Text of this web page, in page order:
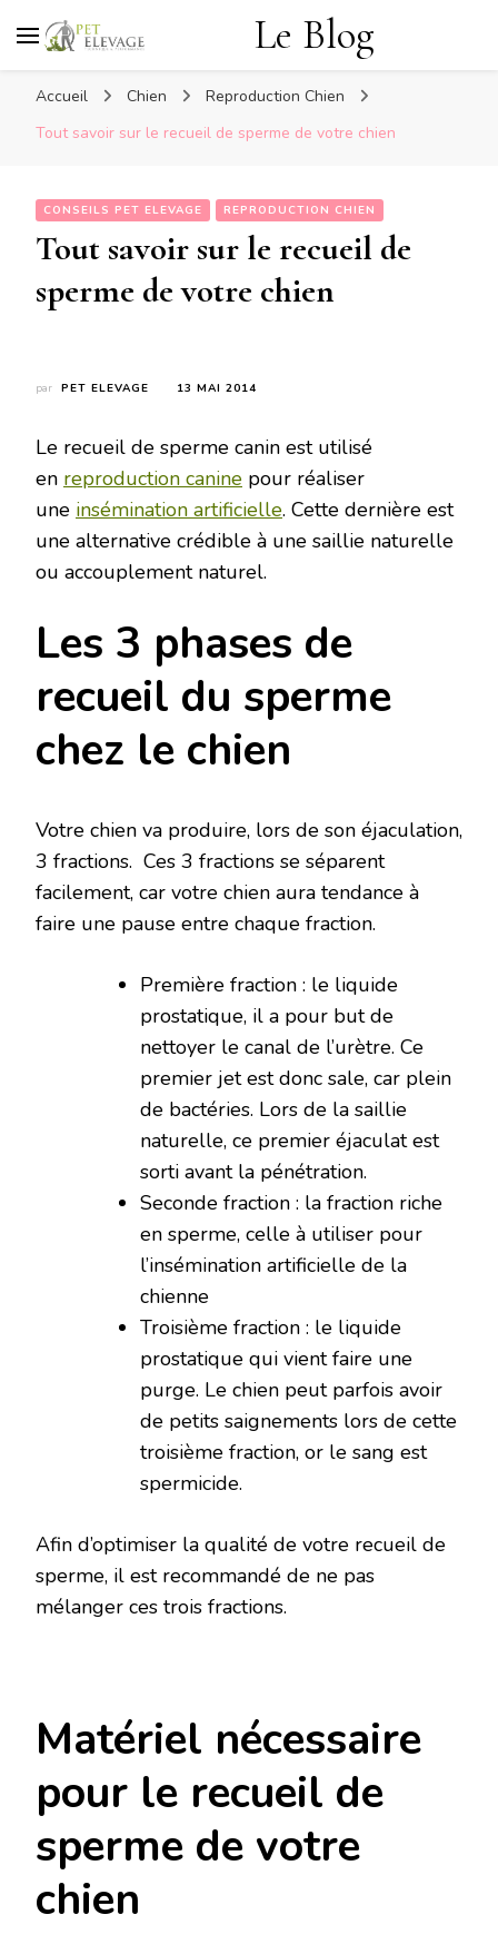
Le Blog
Accueil Chien
Reproduction Chien
Tout savoir sur le recueil de sperme de votre chien
CONSEILS PET ELEVAGE REPRODUCTION CHIEN
Tout savoir sur le recueil de
sperme de votre chien
par PET ELEVAGE 13 MAI 2014
Le recueil de sperme canin est utilisé
en reproduction canine pour réaliser
une insémination artificielle. Cette dernière est
une alternative crédible à une saillie naturelle
ou accouplement naturel.
Les 3 phases de
recueil du sperme
chez le chien
Votre chien va produire, lors de son éjaculation,
3 fractions. Ces 3 fractions se séparent
facilement, car votre chien aura tendance à
faire une pause entre chaque fraction.
Première fraction : le liquide
prostatique, il a pour but de
nettoyer le canal de l’urètre. Ce
premier jet est donc sale, car plein
de bactéries. Lors de la saillie
naturelle, ce premier éjaculat est
sorti avant la pénétration.
Seconde fraction : la fraction riche
en sperme, celle à utiliser pour
l’insémination artificielle de la
chienne
Troisième fraction : le liquide
prostatique qui vient faire une
purge. Le chien peut parfois avoir
de petits saignements lors de cette
troisième fraction, or le sang est
spermicide.
Afin d’optimiser la qualité de votre recueil de
sperme, il est recommandé de ne pas
mélanger ces trois fractions.
Matériel nécessaire
pour le recueil de
sperme de votre
chien